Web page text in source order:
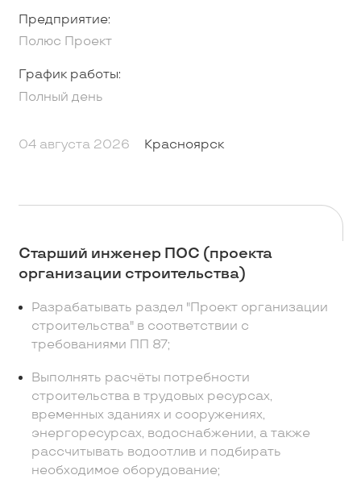
Предприятие:
Полюс Проект
График работы:
Полный день
04 августа 2026 Красноярск
Старший инженер ПОС (проекта
организации строительства)
Разрабатывать раздел "Проект организации
строительства" в соответствии с
требованиями ПП 87;
Выполнять расчёты потребности
строительства в трудовых ресурсах,
временных зданиях и сооружениях,
энергоресурсах, водоснабжении, а также
рассчитывать водоотлив и подбирать
необходимое оборудование;